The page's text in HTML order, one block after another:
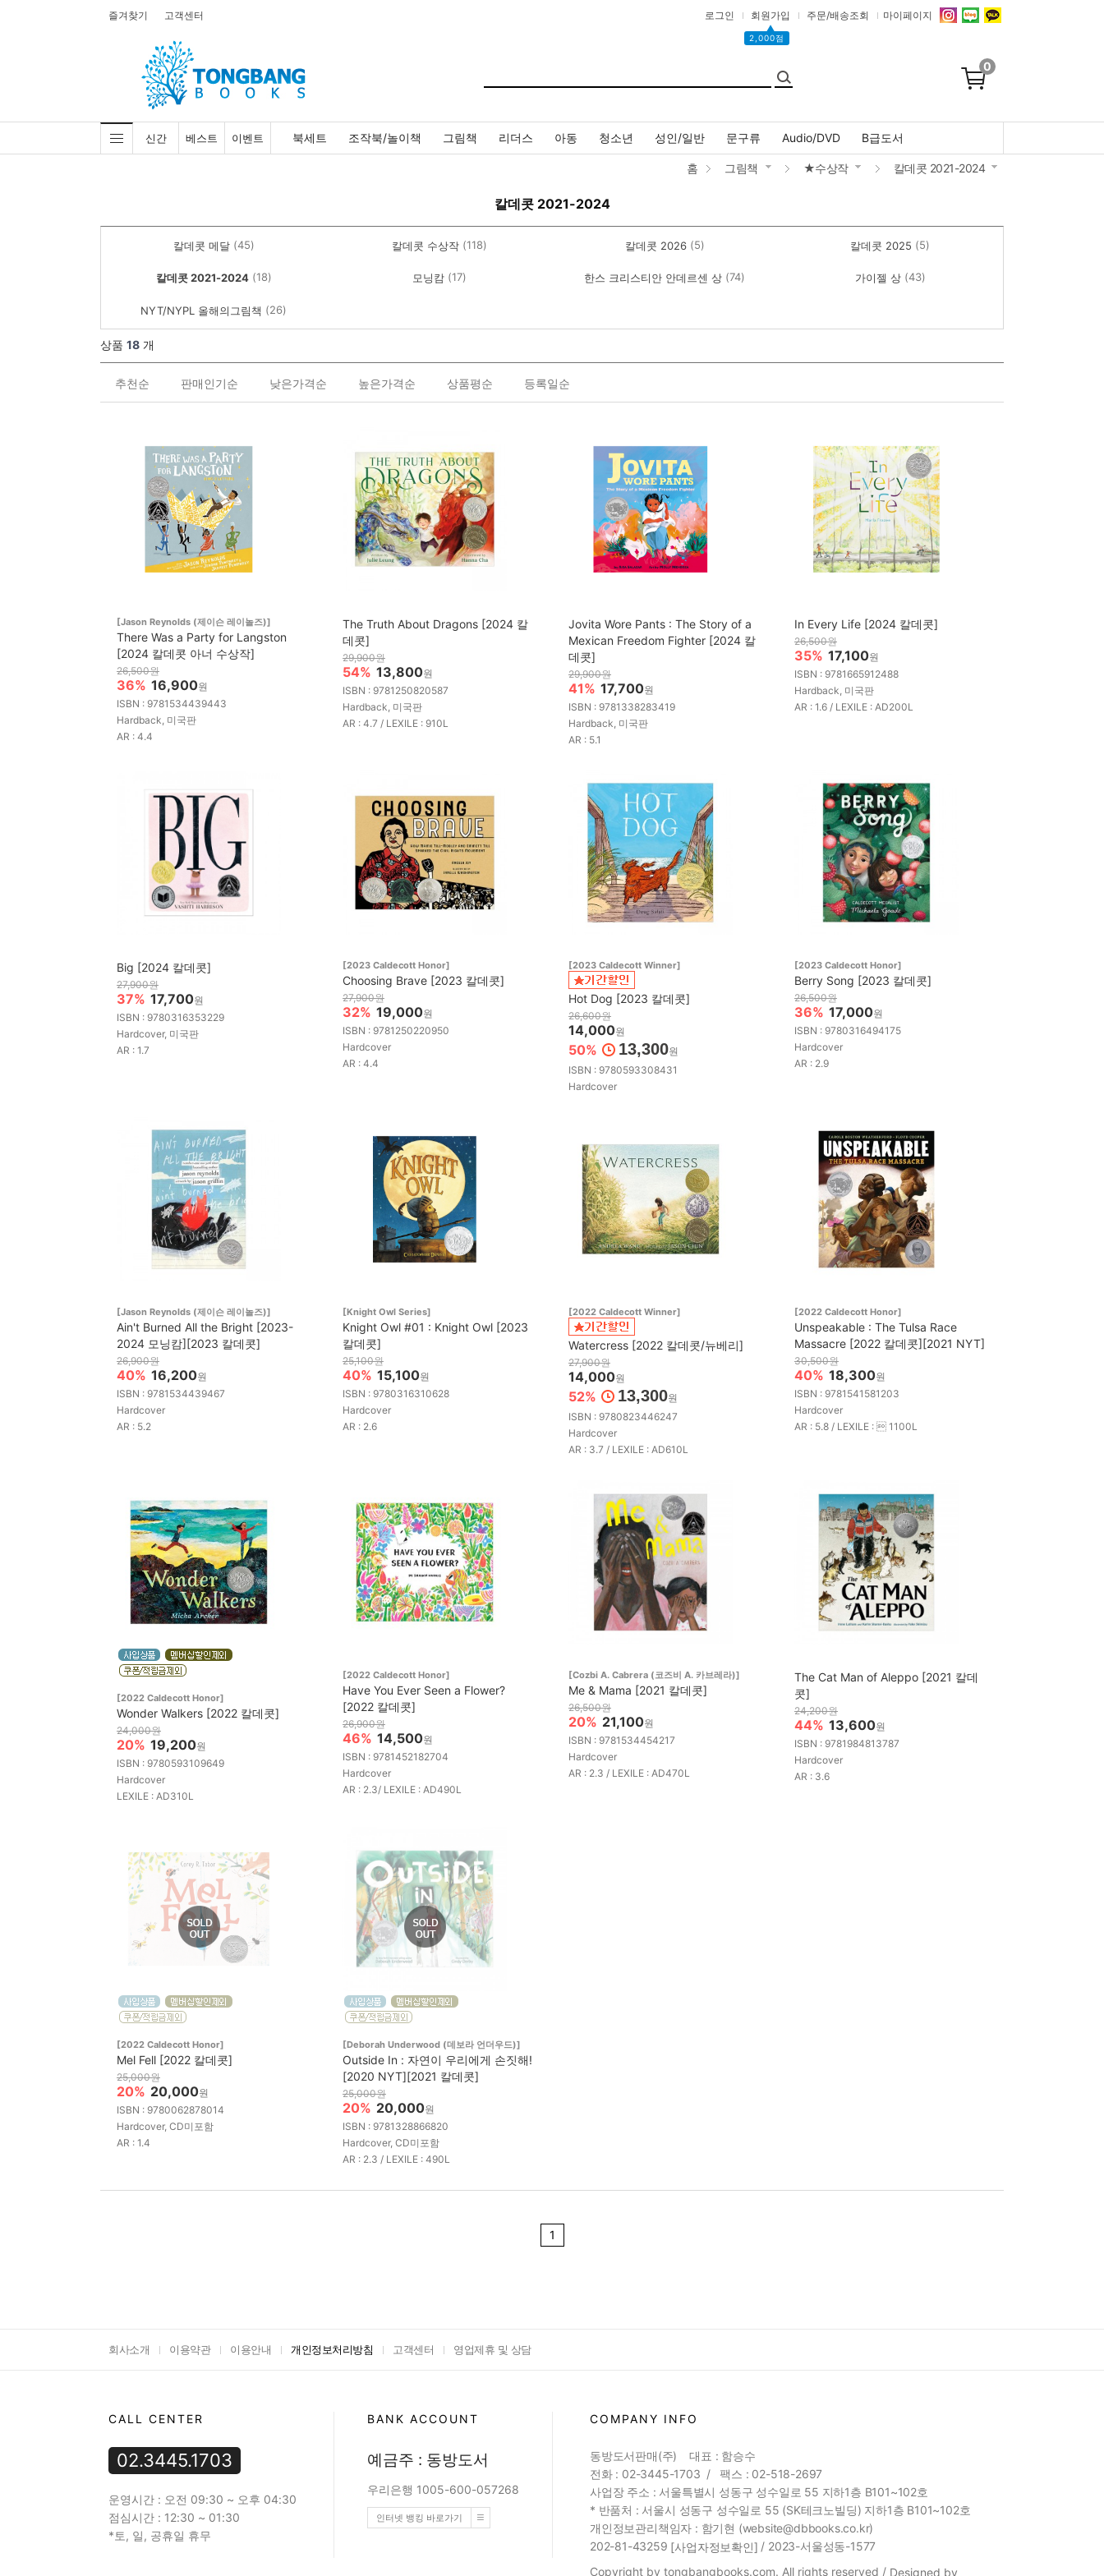
즐겨찾기 고객센터 로그인 회원가입
▲
2,000점
주문/배송조회 마이페이지
0
신간 베스트 이벤트 북세트 조작북/놀이책 그림책 리더스 아동 청소년 성인/일반 문구류 Audio/DVD B급도서
홈 그림책 ★수상작 칼데콧 2021-2024
칼데콧 2021-2024
칼데콧 메달 (45) 칼데콧 수상작 (118) 칼데콧 2026 (5) 칼데콧 2025 (5)
칼데콧 2021-2024 (18) 모닝캄 (17) 한스 크리스티안 안데르센 상 (74) 가이젤 상 (43)
NYT/NYPL 올해의그림책 (26)
상품 18 개
추천순 판매인기순 낮은가격순 높은가격순 상품평순 등록일순
[Jason Reynolds (제이슨 레이놀즈)]
There Was a Party for Langston
[2024 칼데콧 아너 수상작]
26,500원
36% 16,900원
ISBN : 9781534439443
Hardback, 미국판
AR : 4.4
The Truth About Dragons [2024 칼
데콧]
29,900원
54% 13,800원
ISBN : 9781250820587
Hardback, 미국판
AR : 4.7 / LEXILE : 910L
Jovita Wore Pants : The Story of a
Mexican Freedom Fighter [2024 칼
데콧]
29,900원
41% 17,700원
ISBN : 9781338283419
Hardback, 미국판
AR : 5.1
In Every Life [2024 칼데콧]
26,500원
35% 17,100원
ISBN : 9781665912488
Hardback, 미국판
AR : 1.6 / LEXILE : AD200L
Big [2024 칼데콧]
27,900원
37% 17,700원
ISBN : 9780316353229
Hardcover, 미국판
AR : 1.7
[2023 Caldecott Honor]
Choosing Brave [2023 칼데콧]
27,900원
32% 19,000원
ISBN : 9781250220950
Hardcover
AR : 4.4
[2023 Caldecott Winner]
Hot Dog [2023 칼데콧]
26,600원
14,000원
50% 13,300원
ISBN : 9780593308431
Hardcover
[2023 Caldecott Honor]
Berry Song [2023 칼데콧]
26,500원
36% 17,000원
ISBN : 9780316494175
Hardcover
AR : 2.9
[Jason Reynolds (제이슨 레이놀즈)]
Ain't Burned All the Bright [2023-
2024 모닝캄][2023 칼데콧]
26,900원
40% 16,200원
ISBN : 9781534439467
Hardcover
AR : 5.2
[Knight Owl Series]
Knight Owl #01 : Knight Owl [2023
칼데콧]
25,100원
40% 15,100원
ISBN : 9780316310628
Hardcover
AR : 2.6
[2022 Caldecott Winner]
Watercress [2022 칼데콧/뉴베리]
27,900원
14,000원
52% 13,300원
ISBN : 9780823446247
Hardcover
AR : 3.7 / LEXILE : AD610L
[2022 Caldecott Honor]
Unspeakable : The Tulsa Race
Massacre [2022 칼데콧][2021 NYT]
30,500원
40% 18,300원
ISBN : 9781541581203
Hardcover
AR : 5.8 / LEXILE :  1100L
[2022 Caldecott Honor]
Wonder Walkers [2022 칼데콧]
24,000원
20% 19,200원
ISBN : 9780593109649
Hardcover
LEXILE : AD310L
[2022 Caldecott Honor]
Have You Ever Seen a Flower?
[2022 칼데콧]
26,900원
46% 14,500원
ISBN : 9781452182704
Hardcover
AR : 2.3/ LEXILE : AD490L
[Cozbi A. Cabrera (코즈비 A. 카브레라)]
Me & Mama [2021 칼데콧]
26,500원
20% 21,100원
ISBN : 9781534454217
Hardcover
AR : 2.3 / LEXILE : AD470L
The Cat Man of Aleppo [2021 칼데
콧]
24,200원
44% 13,600원
ISBN : 9781984813787
Hardcover
AR : 3.6
[2022 Caldecott Honor]
Mel Fell [2022 칼데콧]
25,000원
20% 20,000원
ISBN : 9780062878014
Hardcover, CD미포함
AR : 1.4
[Deborah Underwood (데보라 언더우드)]
Outside In : 자연이 우리에게 손짓해!
[2020 NYT][2021 칼데콧]
25,000원
20% 20,000원
ISBN : 9781328866820
Hardcover, CD미포함
AR : 2.3 / LEXILE : 490L
1
회사소개 이용약관 이용안내 개인정보처리방침 고객센터 영업제휴 및 상담
CALL CENTER
02.3445.1703
운영시간 : 오전 09:30 ~ 오후 04:30
점심시간 : 12:30 ~ 01:30
*토, 일, 공휴일 휴무
BANK ACCOUNT
예금주 : 동방도서
우리은행 1005-600-057268
인터넷 뱅킹 바로가기
COMPANY INFO
동방도서판매(주) 대표 : 함승수
전화 : 02-3445-1703 / 팩스 : 02-518-2697
사업장 주소 : 서울특별시 성동구 성수일로 55 지하1층 B101~102호
* 반품처 : 서울시 성동구 성수일로 55 (SK테크노빌딩) 지하1층 B101~102호
개인정보관리책임자 : 함기현 (website@dbbooks.co.kr)
202-81-43259 [사업자정보확인] / 2023-서울성동-1577
Copyright by tongbangbooks.com. All rights reserved / Designed by